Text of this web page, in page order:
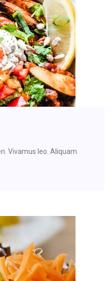
Vivamus leo. Aliquam